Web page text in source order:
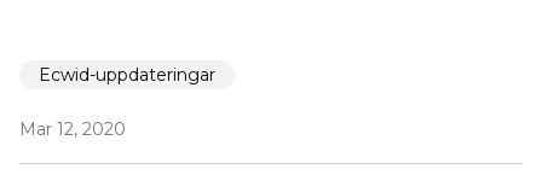
Ecwid-uppdateringar
Mar 12, 2020